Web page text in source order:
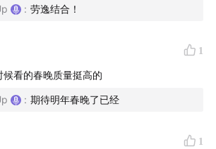
: 劳逸结合！
1
候看的春晚质量挺高的
: 期待明年春晚了已经
1